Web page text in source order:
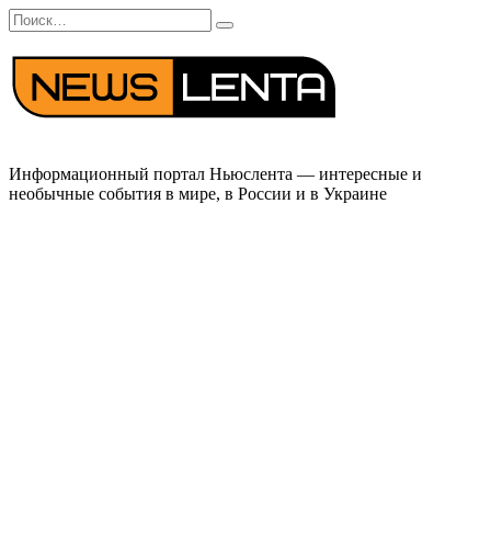
Перейти
к
содержанию
Search
for:
Информационный портал Ньюслента — интересные и
необычные события в мире, в России и в Украине